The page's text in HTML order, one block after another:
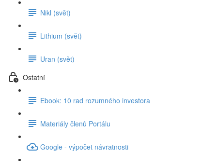
Nikl (svět)
Lithium (svět)
Uran (svět)
Ostatní
Ebook: 10 rad rozumného investora
Materiály členů Portálu
Google - výpočet návratnosti